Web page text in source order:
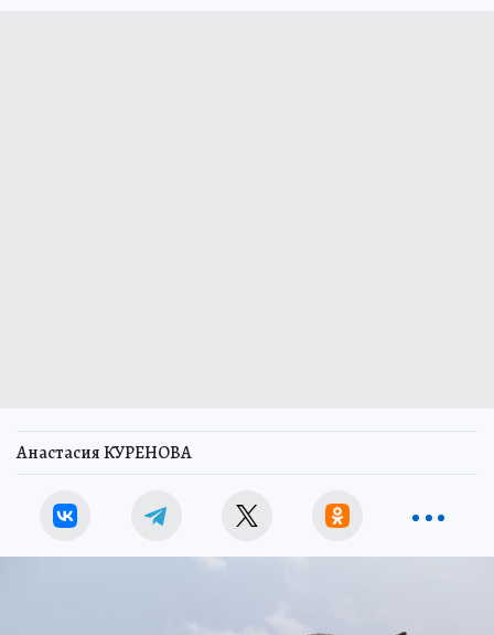
Анастасия КУРЕНОВА